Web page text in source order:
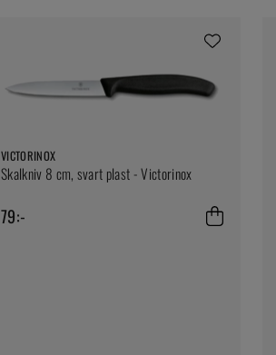
VICTORINOX
Skalkniv 8 cm, svart plast - Victorinox
79:-